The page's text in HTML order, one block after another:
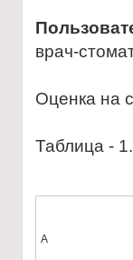
врач-
Оценка на
Таблица -
А